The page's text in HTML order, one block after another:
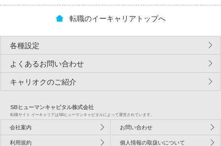
転職のイーキャリアトップへ
各種設定
よくあるお問い合わせ
キャリオクのご紹介
SBヒューマンキャピタル株式会社
転職サイト イーキャリアはSBヒューマンキャピタルによって運営されています。
会社案内 お問い合わせ
利用規約 個人情報の取扱いについて